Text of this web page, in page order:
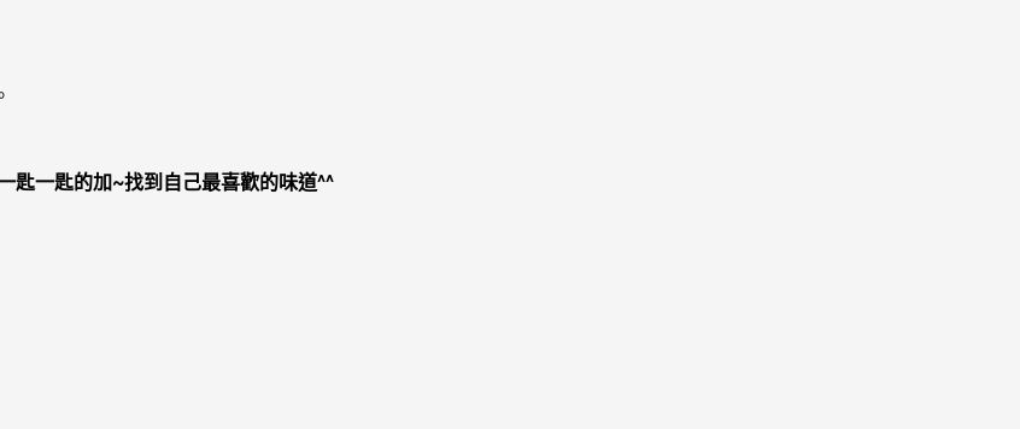
匙一匙的加~找到自己最喜歡的味道^^